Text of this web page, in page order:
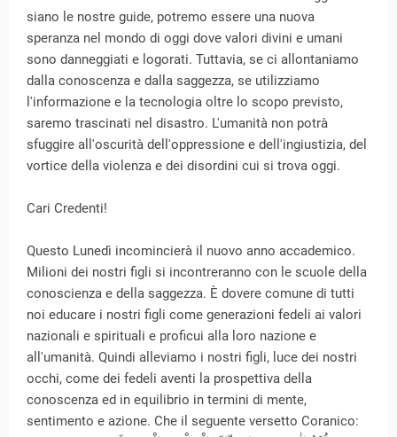
siano le nostre guide, potremo essere una nuova
speranza nel mondo di oggi dove valori divini e umani
sono danneggiati e logorati. Tuttavia, se ci allontaniamo
dalla conoscenza e dalla saggezza, se utilizziamo
l'informazione e la tecnologia oltre lo scopo previsto,
saremo trascinati nel disastro. L'umanità non potrà
sfuggire all'oscurità dell'oppressione e dell'ingiustizia, del
vortice della violenza e dei disordini cui si trova oggi.
Cari Credenti!
Questo Lunedì incomincierà il nuovo anno accademico.
Milioni dei nostri figli si incontreranno con le scuole della
conoscienza e della saggezza. È dovere comune di tutti
noi educare i nostri figli come generazioni fedeli ai valori
nazionali e spirituali e proficui alla loro nazione e
all'umanità. Quindi alleviamo i nostri figli, luce dei nostri
occhi, come dei fedeli aventi la prospettiva della
conoscenza ed in equilibrio in termini di mente,
sentimento e azione. Che il seguente versetto Coranico: